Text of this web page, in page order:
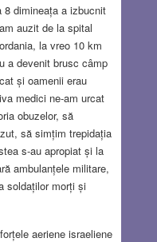
8 dimineața a izbucnit
auzit de la spital
la vreo 10 km
a devenit brusc câmp
și oamenii erau
medici ne-am urcat
obuzelor, să
să simțim trepidația
s-au apropiat și la
ambulanțele militare,
soldaților morți și
aeriene israeliene